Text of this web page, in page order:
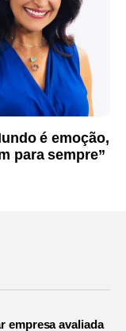
é emoção,
para sempre”
empresa avaliada